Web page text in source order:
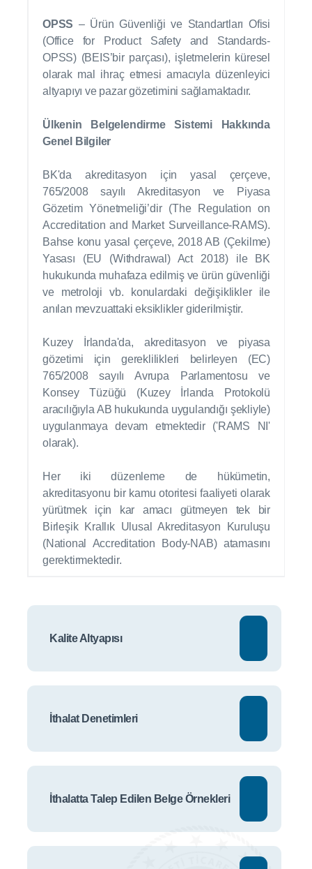
Kalite Altyapısı
İthalat Denetimleri
İthalatta Talep Edilen Belge Örnekleri
OPSS – Ürün Güvenliği ve Standartları Ofisi
(Office for Product Safety and Standards-
OPSS) (BEIS’bir parçası), işletmelerin küresel
olarak mal ihraç etmesi amacıyla düzenleyici
altyapıyı ve pazar gözetimini sağlamaktadır.
Ülkenin Belgelendirme Sistemi Hakkında
Genel Bilgiler
BK'da akreditasyon için yasal çerçeve,
765/2008 sayılı Akreditasyon ve Piyasa
Gözetim Yönetmeliği’dir (The Regulation on
Accreditation and Market Surveillance-RAMS).
Bahse konu yasal çerçeve, 2018 AB (Çekilme)
Yasası (EU (Withdrawal) Act 2018) ile BK
hukukunda muhafaza edilmiş ve ürün güvenliği
ve metroloji vb. konulardaki değişiklikler ile
anılan mevzuattaki eksiklikler giderilmiştir.
Kuzey İrlanda'da, akreditasyon ve piyasa
gözetimi için gereklilikleri belirleyen (EC)
765/2008 sayılı Avrupa Parlamentosu ve
Konsey Tüzüğü (Kuzey İrlanda Protokolü
aracılığıyla AB hukukunda uygulandığı şekliyle)
uygulanmaya devam etmektedir ('RAMS NI'
olarak).
Her iki düzenleme de hükümetin,
akreditasyonu bir kamu otoritesi faaliyeti olarak
yürütmek için kar amacı gütmeyen tek bir
Birleşik Krallık Ulusal Akreditasyon Kuruluşu
(National Accreditation Body-NAB) atamasını
gerektirmektedir.